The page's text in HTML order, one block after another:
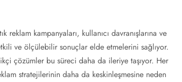
reklam kampanyaları, kullanıcı davranışlarına ve
ve ölçülebilir sonuçlar elde etmelerini sağlıyor.
çözümler bu süreci daha da ileriye taşıyor. Her
stratejilerinin daha da keskinleşmesine neden